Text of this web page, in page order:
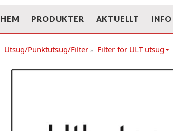
HEM PRODUKTER AKTUELLT INFO
Utsug/Punktutsug/Filter » Filter för ULT utsug